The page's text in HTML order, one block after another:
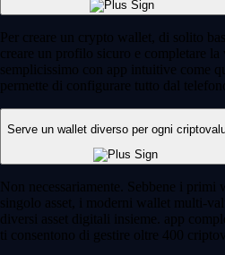
Per creare un crypto wallet, di solito
creare un profilo sicuro e completare
semplicissimo con app intuitive come
permette di configurare tutto dal
Serve un wallet diverso per ogni
Non necessariamente. Sebbene i primi
singolo asset, i moderni wallet multi-
diversi asset digitali insieme. app
ti consentono di gestire oltre 400